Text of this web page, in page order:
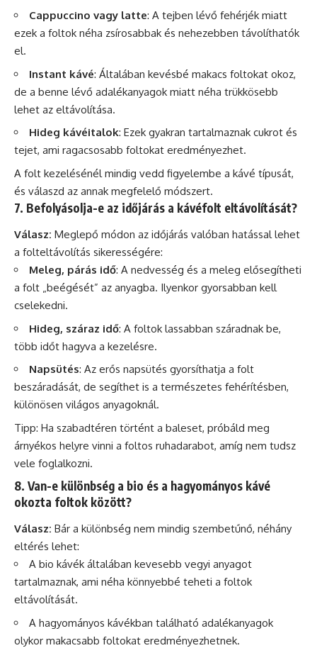
Cappuccino vagy latte: A tejben lévő fehérjék miatt
ezek a foltok néha zsírosabbak és nehezebben távolíthatók
el.
Instant kávé: Általában kevésbé makacs foltokat okoz,
de a benne lévő adalékanyagok miatt néha trükkösebb
lehet az eltávolítása.
Hideg kávéitalok: Ezek gyakran tartalmaznak cukrot és
tejet, ami ragacsosabb foltokat eredményezhet.
A folt kezelésénél mindig vedd figyelembe a kávé típusát,
és válaszd az annak megfelelő módszert.
7. Befolyásolja-e az időjárás a kávéfolt eltávolítását?
Válasz: Meglepő módon az időjárás valóban hatással lehet
a folteltávolítás sikerességére:
Meleg, párás idő: A nedvesség és a meleg elősegítheti
a folt „beégését” az anyagba. Ilyenkor gyorsabban kell
cselekedni.
Hideg, száraz idő: A foltok lassabban száradnak be,
több időt hagyva a kezelésre.
Napsütés: Az erős napsütés gyorsíthatja a folt
beszáradását, de segíthet is a természetes fehérítésben,
különösen világos anyagoknál.
Tipp: Ha szabadtéren történt a baleset, próbáld meg
árnyékos helyre vinni a foltos ruhadarabot, amíg nem tudsz
vele foglalkozni.
8. Van-e különbség a bio és a hagyományos kávé
okozta foltok között?
Válasz: Bár a különbség nem mindig szembetűnő, néhány
eltérés lehet:
A bio kávék általában kevesebb vegyi anyagot
tartalmaznak, ami néha könnyebbé teheti a foltok
eltávolítását.
A hagyományos kávékban található adalékanyagok
olykor makacsabb foltokat eredményezhetnek.